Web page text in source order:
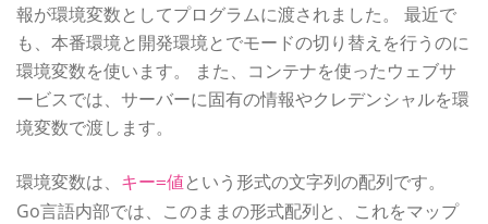
報が環境変数としてプログラムに渡されました。 最近で
も、本番環境と開発環境とでモードの切り替えを行うのに
環境変数を使います。 また、コンテナを使ったウェブサ
ービスでは、サーバーに固有の情報やクレデンシャルを環
境変数で渡します。
環境変数は、 キー=値 という形式の文字列の配列です。
Go言語内部では、このままの形式配列と、これをマップ